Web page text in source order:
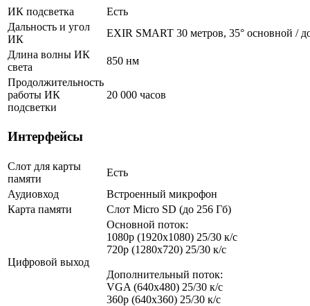
ИК подсветка
Есть
Дальность и угол
ИК
EXIR SMART 30 метров, 35° основной /
Длина волны ИК
света
850 нм
Продолжительность
работы ИК
подсветки
20 000 часов
Интерфейсы
Слот для карты
памяти
Есть
Аудиовход
Встроенный микрофон
Карта памяти
Слот Micro SD (до 256 Гб)
Цифровой выход
Основной поток:
1080p (1920x1080) 25/30 к/с
720p (1280х720) 25/30 к/с
Дополнительный поток:
VGA (640x480) 25/30 к/с
360p (640x360) 25/30 к/с